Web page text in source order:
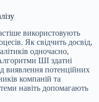
використовують
Як свідчить досвід,
одночасно,
ШІ здатні
виявлення потенційних
компаній та
навіть допомагають